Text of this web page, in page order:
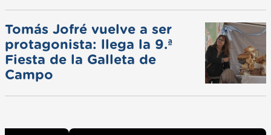
Tomás Jofré vuelve a ser
protagonista: llega la 9.ª
Fiesta de la Galleta de
Campo